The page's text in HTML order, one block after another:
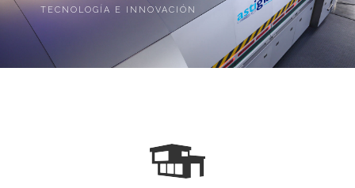
TECNOLOGÍA E INNOVACIÓN